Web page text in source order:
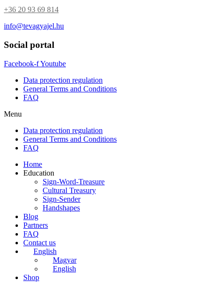
+36 20 93 69 814
info@tevagyajel.hu
Social portal
Facebook-fYoutube
Data protection regulation
General Terms and Conditions
FAQ
Menu
Data protection regulation
General Terms and Conditions
FAQ
Home
Education
Sign-Word-Treasure
Cultural Treasury
Sign-Sender
Handshapes
Blog
Partners
FAQ
Contact us
English
Magyar
English
Shop